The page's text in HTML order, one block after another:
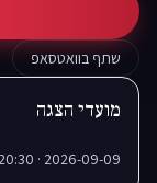
שתף בוואטסאפ
מועדי הצגה
2026-09-09 · 20:30